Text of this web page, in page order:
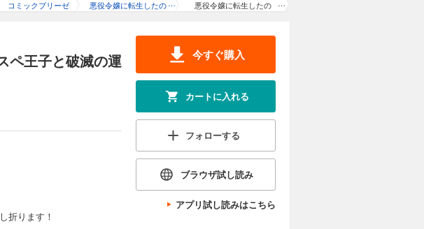
コミックブリーゼ
悪役令嬢に転生したの
と破滅の運命を回避し
悪役令嬢に転生したの
破滅の運命を回避しま
す！ 第24話
ペ王子と破滅の運
折ります！
今すぐ購入
カートに入れる
フォローする
ブラウザ試し読み
アプリ試し読みはこちら
一生閉じ込められるという未来を回
婚。 そのままフェリクスと婚約し、
こそ保身のために 隠れハイスペだ
の恋と信頼が育まれていって……。
ます！ 第17話
をへし折ります！ 乙女ゲーム
ームの攻略対象でもある 第二王子ト
に一生閉じ込められるという未来を回
婚。 そのままフェリクスと婚約し、
こそ保身のために 隠れハイスペだ
の恋と信頼が育まれていって……。
カートに入れる
試し読み
ます！ 第18話